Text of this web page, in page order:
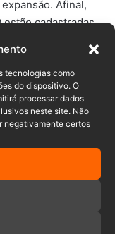
tecnologias como
do dispositivo. O
processar dados
neste site. Não
negativamente certos
Afinal,
cadastradas
positiva, com
A campanha
doar cobertores,
nas unidades da
o projeto
é uma forma de